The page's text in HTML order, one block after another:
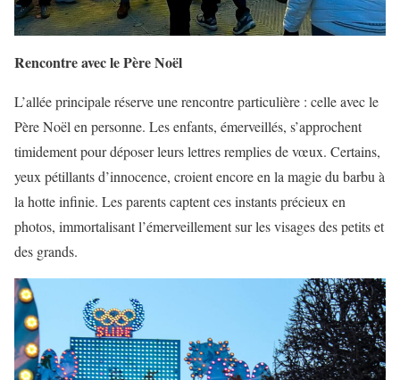
Rencontre avec le Père Noël
L’allée principale réserve une rencontre particulière : celle avec le
Père Noël en personne. Les enfants, émerveillés, s’approchent
timidement pour déposer leurs lettres remplies de vœux. Certains,
yeux pétillants d’innocence, croient encore en la magie du barbu à
la hotte infinie. Les parents captent ces instants précieux en
photos, immortalisant l’émerveillement sur les visages des petits et
des grands.